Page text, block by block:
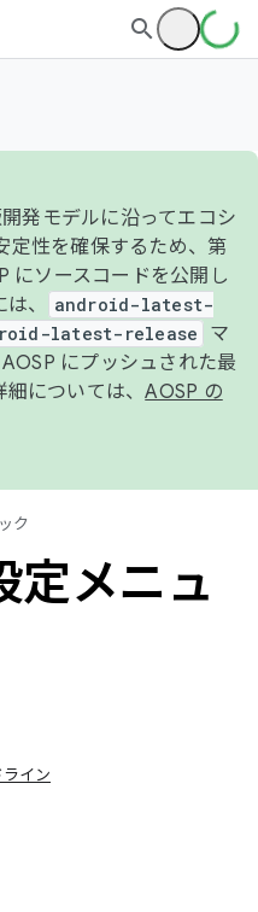
発モデルに沿ってエコシ
定性を確保するため、第
にソースコードを公開し
、
android-latest-
latest-release
マ
にプッシュされた最
細については、AOSP の
ク
メニュ
イン